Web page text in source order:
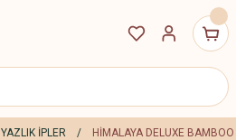
YAZLIK İPLER HİMALAYA DELUXE